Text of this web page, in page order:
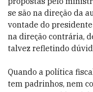
se são na direção da
vontade do
na direção contrária,
talvez refletindo
Quando a política
tem padrinhos, nem